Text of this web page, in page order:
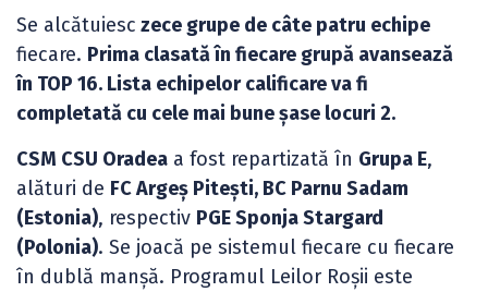
Se alcătuiesc zece grupe de câte patru echipe
fiecare. Prima clasată în fiecare grupă avansează
în TOP 16. Lista echipelor calificare va fi
completată cu cele mai bune șase locuri 2.
CSM CSU Oradea a fost repartizată în Grupa E,
alături de FC Argeș Pitești, BC Parnu Sadam
(Estonia), respectiv PGE Sponja Stargard
(Polonia). Se joacă pe sistemul fiecare cu fiecare
în dublă manșă. Programul Leilor Roșii este